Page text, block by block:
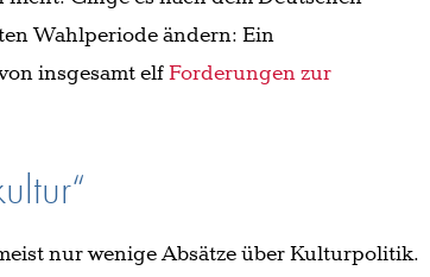
Wahlperiode ändern: Ein
insgesamt elfForderungen zur
nur wenige Absätze über Kulturpolitik.